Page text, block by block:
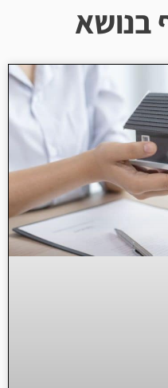
בנושא